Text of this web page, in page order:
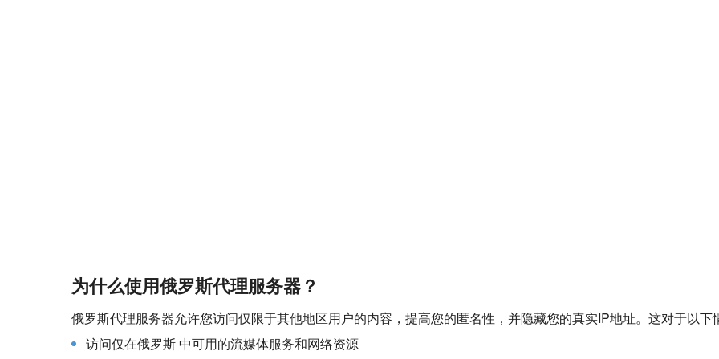
为什么使用俄罗斯代理服务器？
俄罗斯代理服务器允许您访问仅限于其他地区用户的内容，提高您的匿名性，并隐藏您的真实IP地址。这对于以下
访问仅在俄罗斯 中可用的流媒体服务和网络资源